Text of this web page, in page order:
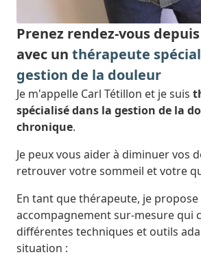
Prenez rendez-vous
avec un thérapeute
gestion de la douleur
Je m'appelle Carl Tétillon et je suis
spécialisé dans la gestion de la
chronique.
Je peux vous aider à diminuer vos
retrouver votre sommeil et votre
En tant que thérapeute, je propose
accompagnement sur-mesure qui
différentes techniques et outils
situation :